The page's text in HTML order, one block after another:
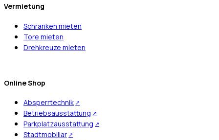
Vermietung
Schranken mieten
Tore mieten
Drehkreuze mieten
Online Shop
Absperrtechnik
Betriebsausstattung
Parkplatzausstattung
Stadtmobiliar